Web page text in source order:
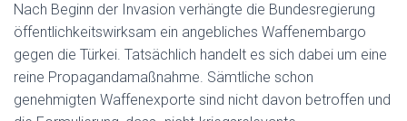
Nach Beginn der Invasion verhängte die Bundesregierung
öffentlichkeitswirksam ein angebliches Waffenembargo
gegen die Türkei. Tatsächlich handelt es sich dabei um eine
reine Propagandamaßnahme. Sämtliche schon
genehmigten Waffenexporte sind nicht davon betroffen und